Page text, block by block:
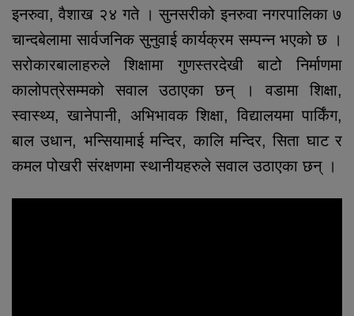
इनरुवा, वैशाख २४ गते । सुनसरीको इनरुवा नगरपालिका ७
चान्दबेलामा सार्वजनिक सुनुवाई कार्यक्रम सम्पन्न भएको छ ।
सरोकारबालाहरुले शिक्षामा गुणस्तरदेखी बाटो निर्माणमा
कालोपत्रेसम्मको सवाल उठाएका छन् । वडामा शिक्षा,
स्वास्थ्य, खानेपानी, अभिभावक शिक्षा, विद्यालयमा पार्किंग,
बाल उधान, भन्सियामाई मन्दिर, कालि मन्दिर, सिता घाट र
कमल पोखरी संरक्षणमा स्थानीयहरुले सवाल उठाएका छन् ।